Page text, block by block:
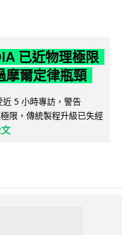
已近物理極限
摩爾定律瓶頸
5 小時專訪，警告
限，傳統製程升級已失經